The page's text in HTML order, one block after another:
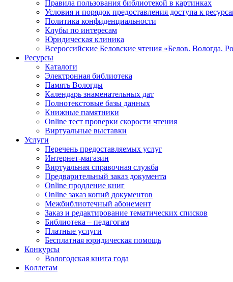
Правила пользования библиотекой в картинках
Условия и порядок предоставления доступа к
Политика конфиденциальности
Клубы по интересам
Юридическая клиника
Всероссийские Беловские чтения «Белов. Вологда.
Ресурсы
Каталоги
Электронная библиотека
Память Вологды
Календарь знаменательных дат
Полнотекстовые базы данных
Книжные памятники
Online тест проверки скорости чтения
Виртуальные выставки
Услуги
Перечень предоставляемых услуг
Интернет-магазин
Виртуальная справочная служба
Предварительный заказ документа
Online продление книг
Online заказ копий документов
Межбиблиотечный абонемент
Заказ и редактирование тематических списков
Библиотека – педагогам
Платные услуги
Бесплатная юридическая помощь
Конкурсы
Вологодская книга года
Коллегам